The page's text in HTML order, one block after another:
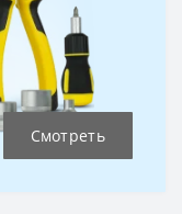
Смотреть